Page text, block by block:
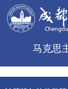
马克思